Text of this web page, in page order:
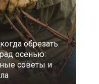
обрезать
осенью:
советы и